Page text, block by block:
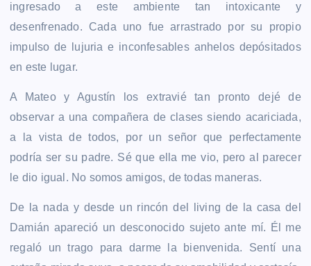
ingresado a este ambiente tan intoxicante y
desenfrenado. Cada uno fue arrastrado por su propio
impulso de lujuria e inconfesables anhelos depósitados
en este lugar.
A Mateo y Agustín los extravié tan pronto dejé de
observar a una compañera de clases siendo acariciada,
a la vista de todos, por un señor que perfectamente
podría ser su padre. Sé que ella me vio, pero al parecer
le dio igual. No somos amigos, de todas maneras.
De la nada y desde un rincón del living de la casa del
Damián apareció un desconocido sujeto ante mí. Él me
regaló un trago para darme la bienvenida. Sentí una